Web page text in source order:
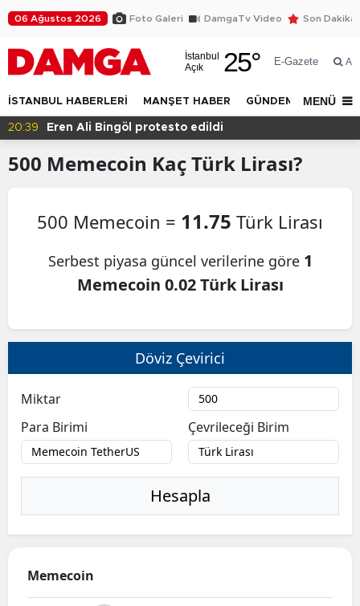
06 Ağustos 2026 Foto Galeri DamgaTv Video Son Dakika
İstanbul
Açık
25° E-Gazete Ara
İSTANBUL HABERLERİ MANŞET HABER GÜNDEM DÜNYA
MENÜ
20:39 Eren Ali Bingöl protesto edildi
500 Memecoin Kaç Türk Lirası?
500 Memecoin = 11.75 Türk Lirası
Serbest piyasa güncel verilerine göre 1
Memecoin 0.02 Türk Lirası
Döviz Çevirici
Miktar
Para Birimi
Çevrileceği Birim
Hesapla
Memecoin